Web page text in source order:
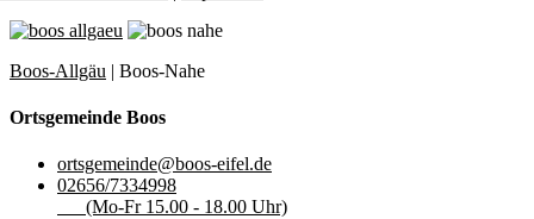
Boos-Allgäu | Boos-Nahe
Ortsgemeinde Boos
ortsgemeinde@boos-eifel.de
02656/7334998
(Mo-Fr 15.00 - 18.00 Uhr)